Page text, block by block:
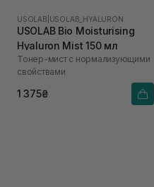
USOLAB USOLAB_HYALURON
USOLAB Bio Moisturising
Hyaluron Mist 150 мл
Тонер-мист с нормализующими
свойствами
1 375₴